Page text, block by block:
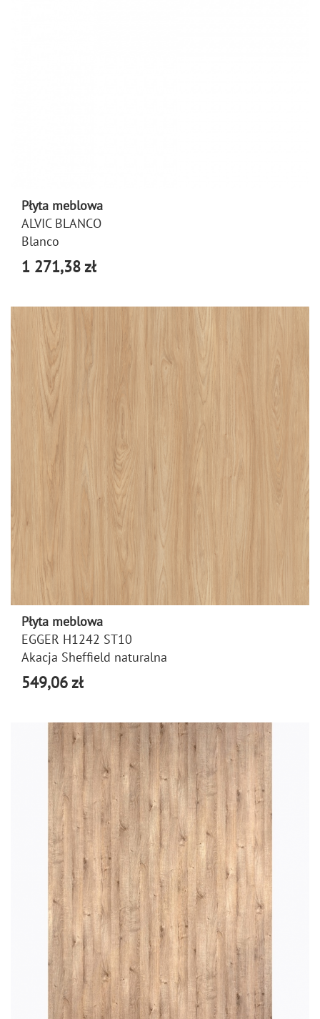
Płyta meblowa
ALVIC BLANCO
Blanco
1 271,38 zł
Płyta meblowa
EGGER H1242 ST10
Akacja Sheffield naturalna
549,06 zł